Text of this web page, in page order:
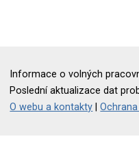
Informace o volných
Poslední aktualizace dat
O webu a kontakty |